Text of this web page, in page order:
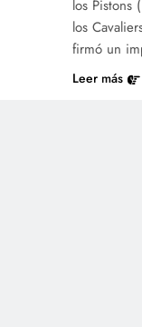
los Pistons
los
firmó un
Leer más